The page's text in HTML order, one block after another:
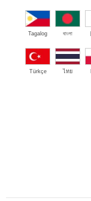
বাংলা
Tagalog
ไทย
Türkçe